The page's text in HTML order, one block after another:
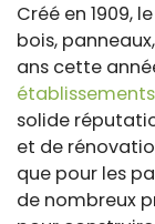
Créé en 1909,
bois,
ans cette
solide
et de
que pour les
de nombreux